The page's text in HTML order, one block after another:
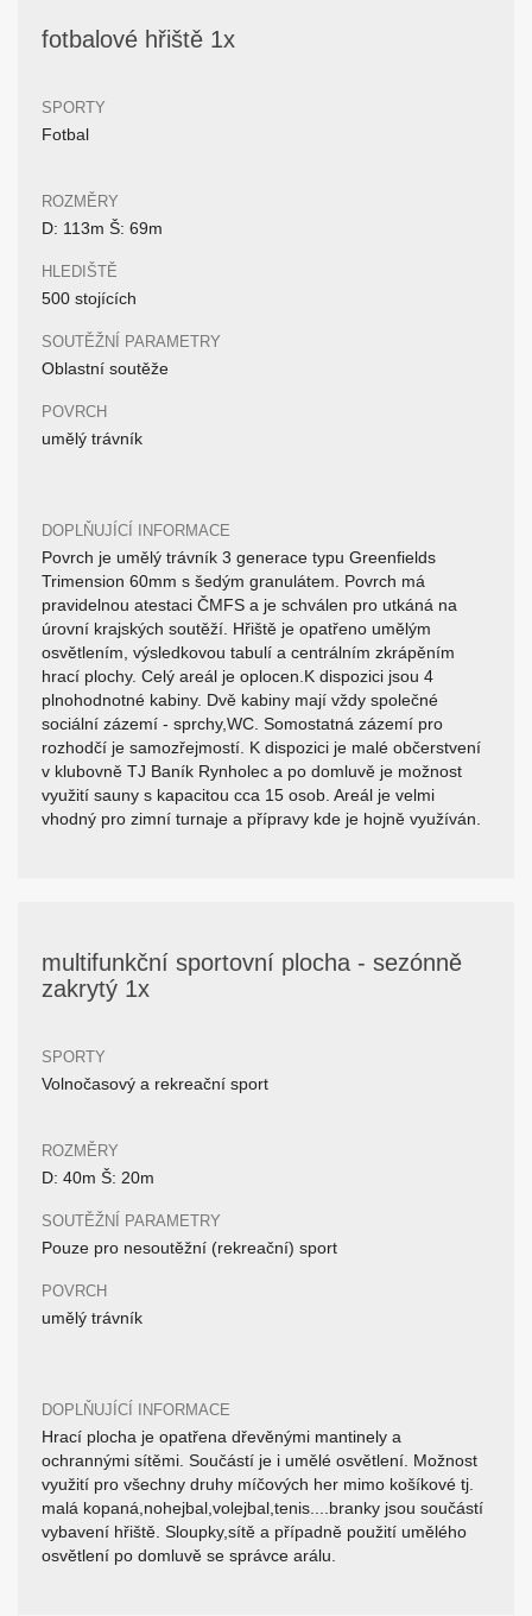
fotbalové hřiště 1x
SPORTY
Fotbal
ROZMĚRY
D: 113m Š: 69m
HLEDIŠTĚ
500 stojících
SOUTĚŽNÍ PARAMETRY
Oblastní soutěže
POVRCH
umělý trávník
DOPLŇUJÍCÍ INFORMACE
Povrch je umělý trávník 3 generace typu Greenfields
Trimension 60mm s šedým granulátem. Povrch má
pravidelnou atestaci ČMFS a je schválen pro utkáná na
úrovní krajských soutěží. Hřiště je opatřeno umělým
osvětlením, výsledkovou tabulí a centrálním zkrápěním
hrací plochy. Celý areál je oplocen.K dispozici jsou 4
plnohodnotné kabiny. Dvě kabiny mají vždy společné
sociální zázemí - sprchy,WC. Somostatná zázemí pro
rozhodčí je samozřejmostí. K dispozici je malé občerstvení
v klubovně TJ Baník Rynholec a po domluvě je možnost
využití sauny s kapacitou cca 15 osob. Areál je velmi
vhodný pro zimní turnaje a přípravy kde je hojně využíván.
multifunkční sportovní plocha - sezónně
zakrytý 1x
SPORTY
Volnočasový a rekreační sport
ROZMĚRY
D: 40m Š: 20m
SOUTĚŽNÍ PARAMETRY
Pouze pro nesoutěžní (rekreační) sport
POVRCH
umělý trávník
DOPLŇUJÍCÍ INFORMACE
Hrací plocha je opatřena dřevěnými mantinely a
ochrannými sítěmi. Součástí je i umělé osvětlení. Možnost
využití pro všechny druhy míčových her mimo košíkové tj.
malá kopaná,nohejbal,volejbal,tenis....branky jsou součástí
vybavení hřiště. Sloupky,sítě a případně použití umělého
osvětlení po domluvě se správce arálu.